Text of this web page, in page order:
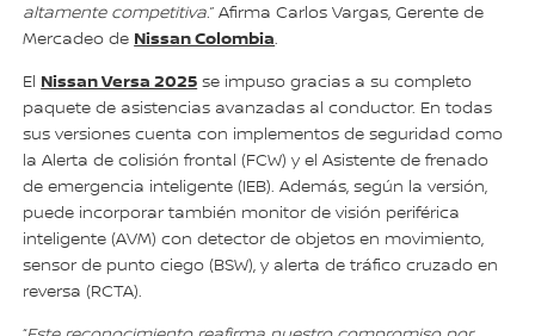
altamente competitiva.” Afirma Carlos Vargas, Gerente de
Mercadeo de Nissan Colombia.
El Nissan Versa 2025 se impuso gracias a su completo
paquete de asistencias avanzadas al conductor. En todas
sus versiones cuenta con implementos de seguridad como
la Alerta de colisión frontal (FCW) y el Asistente de frenado
de emergencia inteligente (IEB). Además, según la versión,
puede incorporar también monitor de visión periférica
inteligente (AVM) con detector de objetos en movimiento,
sensor de punto ciego (BSW), y alerta de tráfico cruzado en
reversa (RCTA).